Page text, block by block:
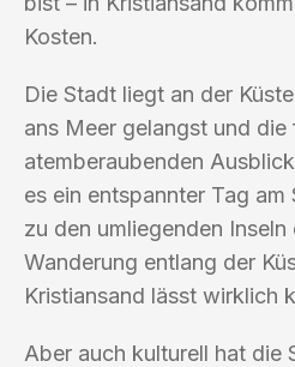
Kosten.
Die Stadt liegt an der
ans Meer gelangst und
atemberaubenden
es ein entspannter Tag
zu den umliegenden
Wanderung entlang der
Kristiansand lässt wirklich
Aber auch kulturell hat die